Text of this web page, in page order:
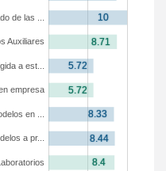
a pr...
en ...
empresa
a est...
Auxiliares
de las ...